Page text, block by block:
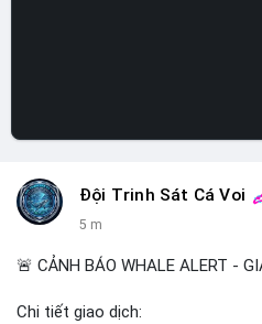
Đội Trinh Sát Cá Voi
5 m
🚨 CẢNH BÁO WHALE ALERT -
Chi tiết giao dịch: